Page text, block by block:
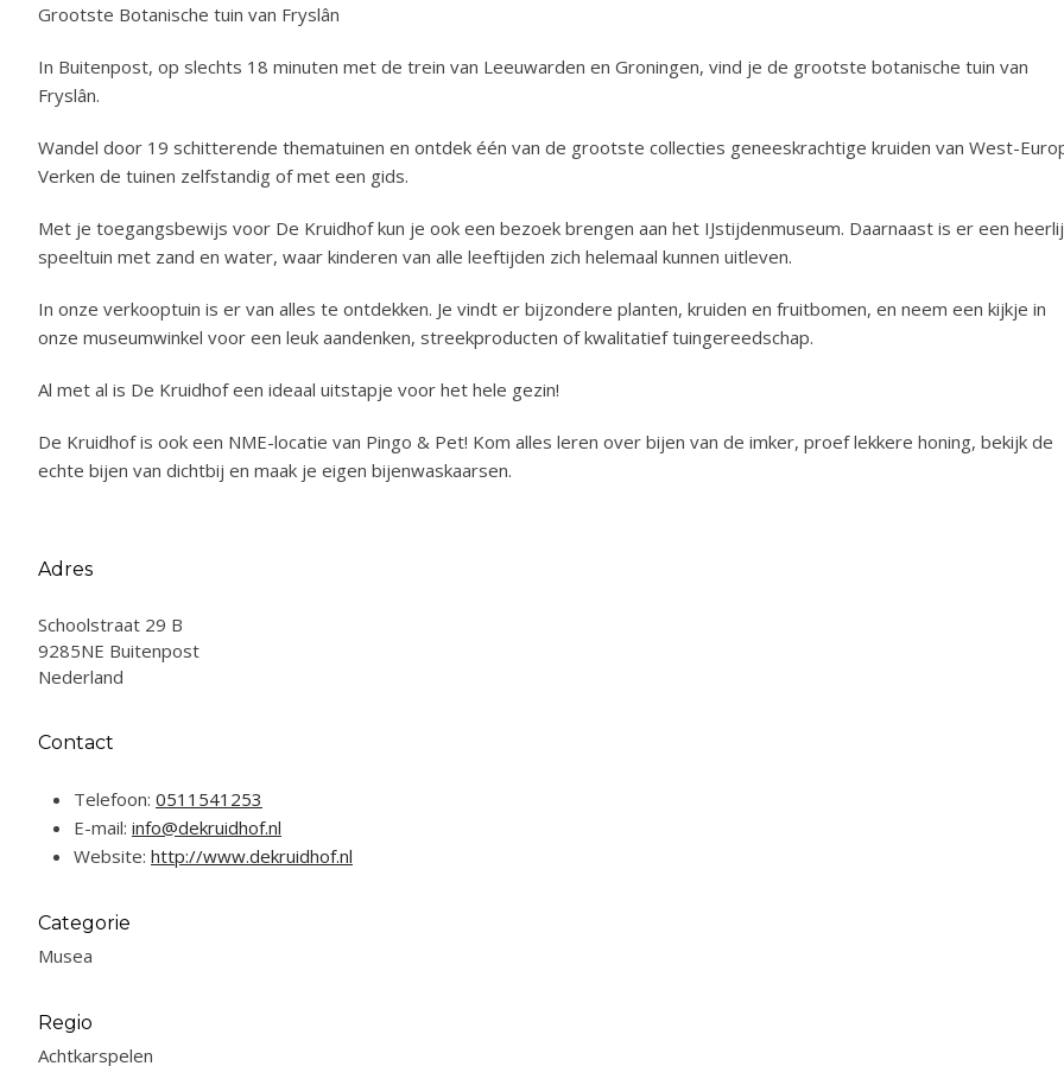
Grootste Botanische tuin van Fryslân
In Buitenpost, op slechts 18 minuten met de trein van Leeuwarden en Groningen, vind je de grootste botanische tuin van
Fryslân.
Wandel door 19 schitterende thematuinen en ontdek één van de grootste collecties geneeskrachtige kruiden van West-
Verken de tuinen zelfstandig of met een gids.
Met je toegangsbewijs voor De Kruidhof kun je ook een bezoek brengen aan het IJstijdenmuseum. Daarnaast is er een
speeltuin met zand en water, waar kinderen van alle leeftijden zich helemaal kunnen uitleven.
In onze verkooptuin is er van alles te ontdekken. Je vindt er bijzondere planten, kruiden en fruitbomen, en neem een kijkje in
onze museumwinkel voor een leuk aandenken, streekproducten of kwalitatief tuingereedschap.
Al met al is De Kruidhof een ideaal uitstapje voor het hele gezin!
De Kruidhof is ook een NME-locatie van Pingo & Pet! Kom alles leren over bijen van de imker, proef lekkere honing, bekijk de
echte bijen van dichtbij en maak je eigen bijenwaskaarsen.
Adres
Schoolstraat 29 B
9285NE Buitenpost
Nederland
Contact
Telefoon: 0511541253
E-mail: info@dekruidhof.nl
Website: http://www.dekruidhof.nl
Categorie
Musea
Regio
Achtkarspelen